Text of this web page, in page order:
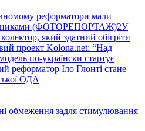
реформатори мали
(ФОТОРЕПОРТАЖ)2У
який здатний обігріти
проект Kolona.net: “Над
по-українски стартує
реформатор Іло Глонті стане
ОДА
обмеження задля стимулювання